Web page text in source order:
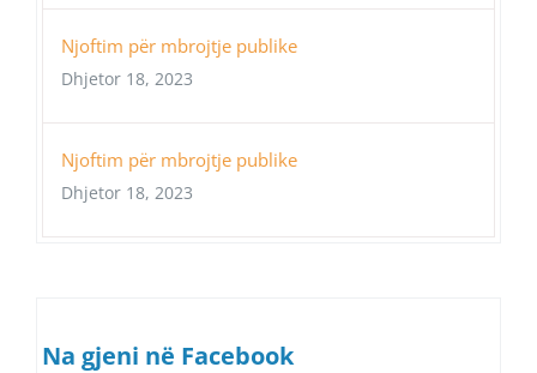
Njoftim për mbrojtje publike
Dhjetor 18, 2023
Njoftim për mbrojtje publike
Dhjetor 18, 2023
Na gjeni në Facebook